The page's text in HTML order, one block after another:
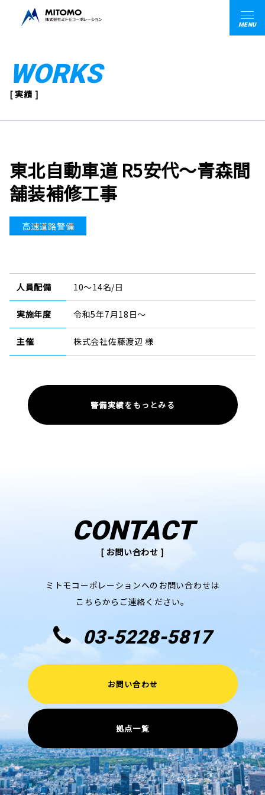
MENU
WORKS
[ 実績 ]
東北自動車道 R5安代～青森間
舗装補修工事
高速道路警備
人員配備 10～14名/日
実施年度 令和5年7月18日～
主催 株式会社佐藤渡辺 様
警備実績をもっとみる
CONTACT
[ お問い合わせ ]
ミトモコーポレーションへのお問い合わせは
こちらからご連絡ください。
03-5228-5817
お問い合わせ
拠点一覧